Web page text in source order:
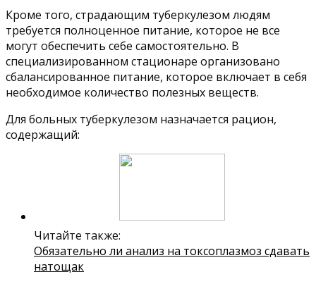
Кроме того, страдающим туберкулезом людям
требуется полноценное питание, которое не все
могут обеспечить себе самостоятельно. В
специализированном стационаре организовано
сбалансированное питание, которое включает в себя
необходимое количество полезных веществ.
Для больных туберкулезом назначается рацион,
содержащий:
Читайте также:
Обязательно ли анализ на токсоплазмоз сдавать
натощак